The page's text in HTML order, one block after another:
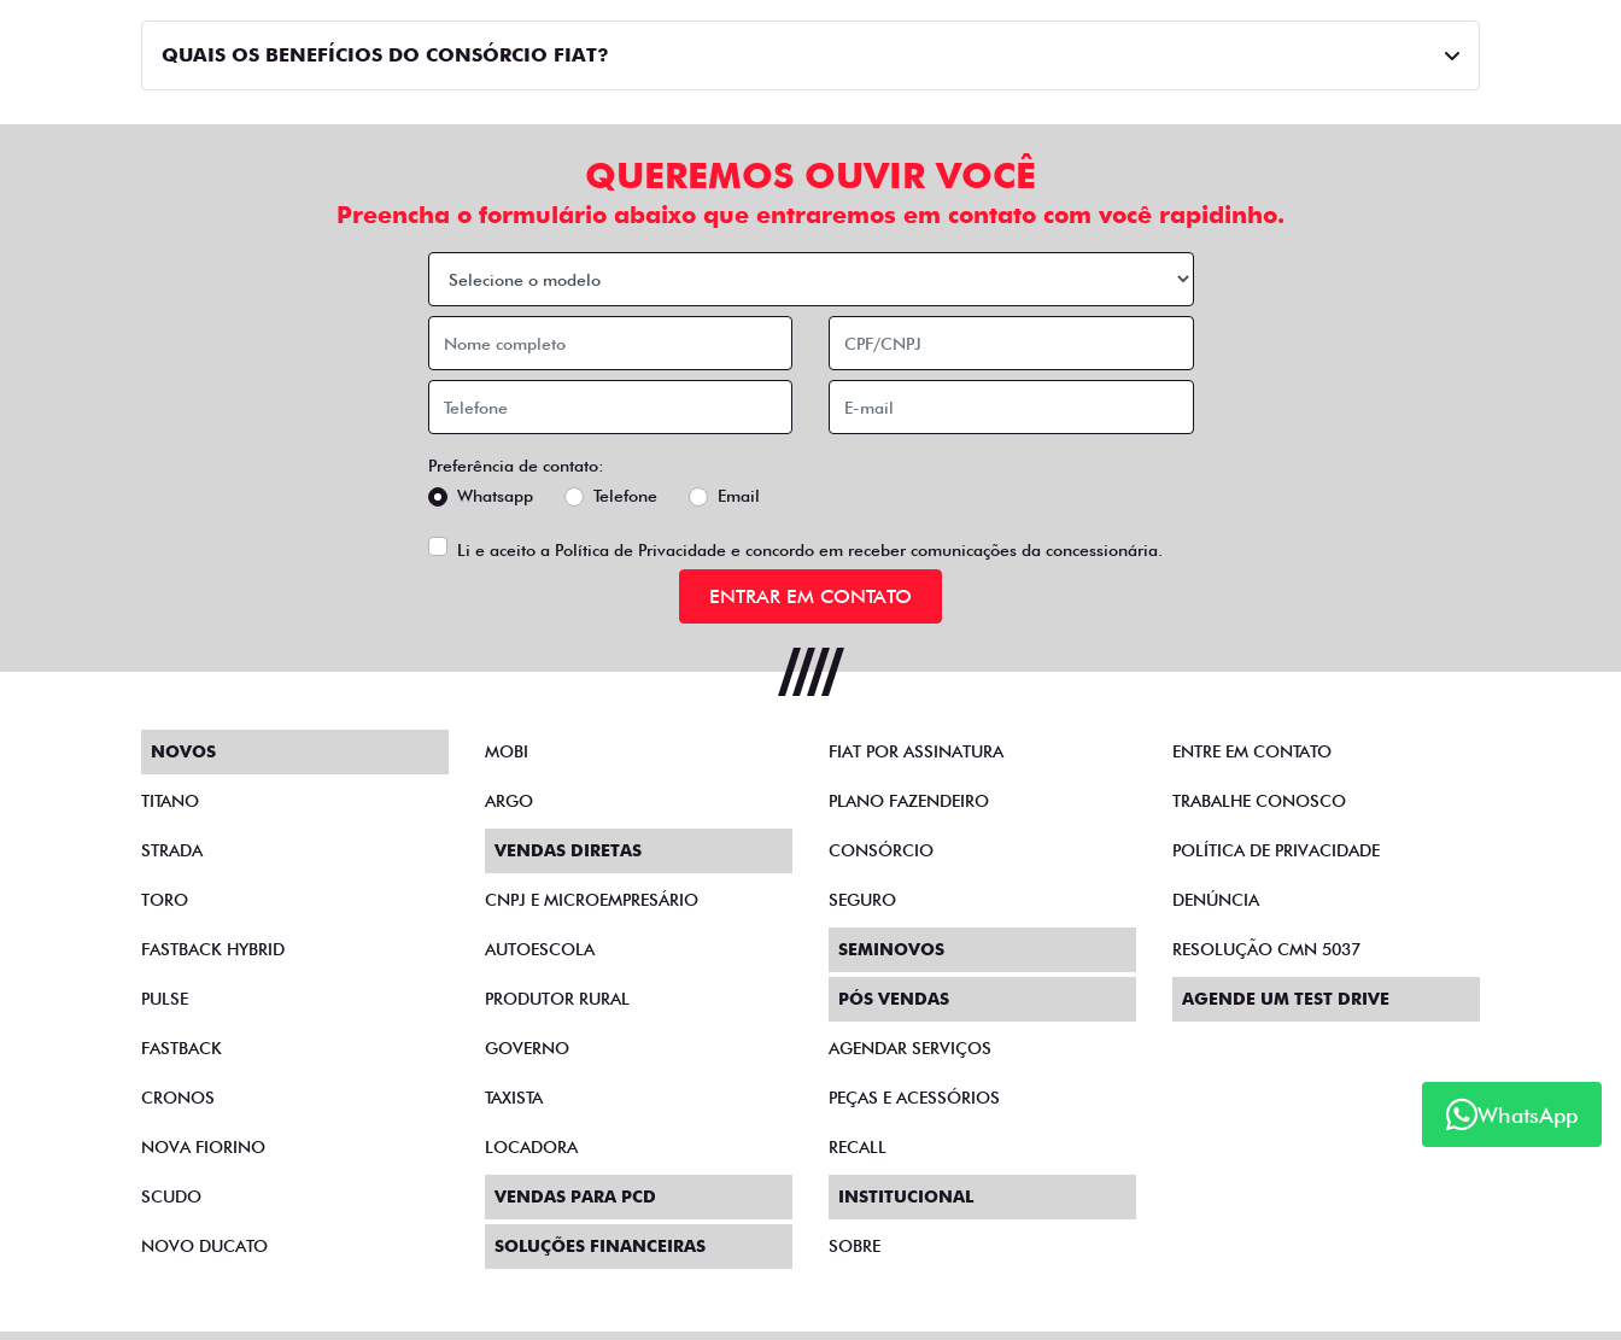
QUAIS OS BENEFÍCIOS DO CONSÓRCIO FIAT?
QUEREMOS OUVIR VOCÊ
Preencha o formulário abaixo que entraremos em contato com você rapidinho.
Preferência de contato:
Whatsapp
Telefone Email
Li e aceito a Política de Privacidadee concordo em receber comunicações da concessionária.
ENTRAR EM CONTATO
WhatsApp
NOVOS
TITANO
STRADA
TORO
FASTBACK HYBRID
PULSE
FASTBACK
CRONOS
NOVA FIORINO
SCUDO
NOVO DUCATO
MOBI
ARGO
VENDAS DIRETAS
CNPJ E MICROEMPRESÁRIO
AUTOESCOLA
PRODUTOR RURAL
GOVERNO
TAXISTA
LOCADORA
VENDAS PARA PCD
SOLUÇÕES FINANCEIRAS
FIAT POR ASSINATURA
PLANO FAZENDEIRO
CONSÓRCIO
SEGURO
SEMINOVOS
PÓS VENDAS
AGENDAR SERVIÇOS
PEÇAS E ACESSÓRIOS
RECALL
INSTITUCIONAL
SOBRE
ENTRE EM CONTATO
TRABALHE CONOSCO
POLÍTICA DE PRIVACIDADE
DENÚNCIA
RESOLUÇÃO CMN 5037
AGENDE UM TEST DRIVE